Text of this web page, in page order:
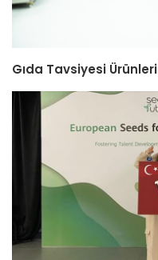
Gıda Tavsiyesi Ürünleri